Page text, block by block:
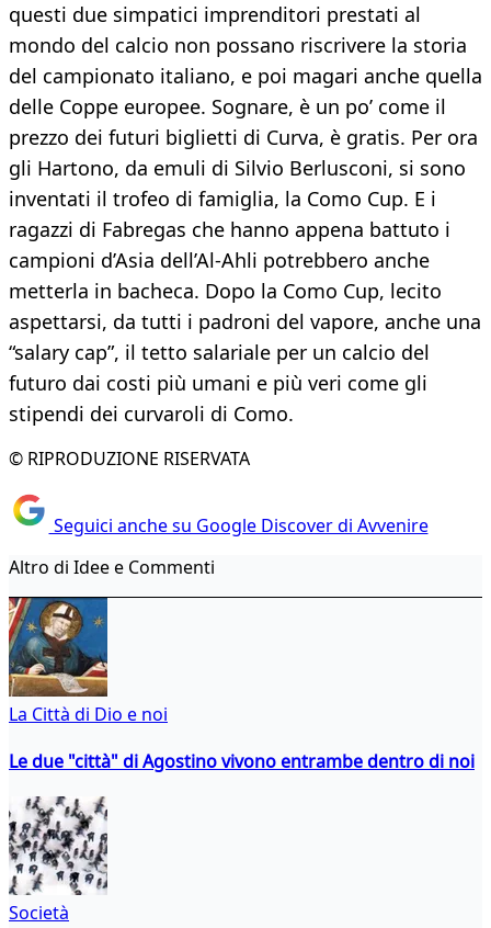
questi due simpatici imprenditori prestati al
mondo del calcio non possano riscrivere la storia
del campionato italiano, e poi magari anche quella
delle Coppe europee. Sognare, è un po’ come il
prezzo dei futuri biglietti di Curva, è gratis. Per ora
gli Hartono, da emuli di Silvio Berlusconi, si sono
inventati il trofeo di famiglia, la Como Cup. E i
ragazzi di Fabregas che hanno appena battuto i
campioni d’Asia dell’Al-Ahli potrebbero anche
metterla in bacheca. Dopo la Como Cup, lecito
aspettarsi, da tutti i padroni del vapore, anche una
“salary cap”, il tetto salariale per un calcio del
futuro dai costi più umani e più veri come gli
stipendi dei curvaroli di Como.
© RIPRODUZIONE RISERVATA
Seguici anche su Google Discover di Avvenire
Altro di Idee e Commenti
La Città di Dio e noi
Le due "città" di Agostino vivono entrambe dentro di noi
Società